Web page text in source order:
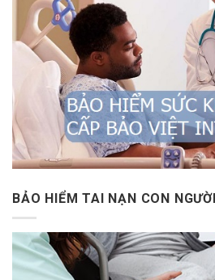
BẢO HIỂM TAI NẠN CON